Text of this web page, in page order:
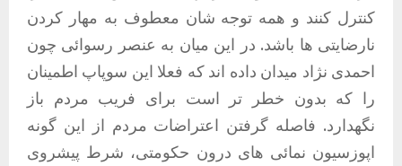
کنترل کنند و همه توجه شان معطوف به مهار کردن
نارضایتی ها باشد. در این میان به عنصر رسوائی چون
احمدی نژاد میدان داده اند که فعلا این سوپاپ اطمینان
را که بدون خطر تر است برای فریب مردم باز
نگهدارد. فاصله گرفتن اعتراضات مردم از این گونه
اپوزسیون نمائی های درون حکومتی، شرط پیشروی